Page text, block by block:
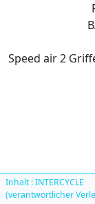
Speed air 2
Inhalt : INTERCYCLE
(verantwortlicher